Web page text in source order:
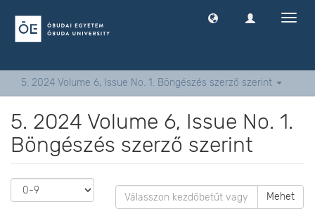
5. 2024 Volume 6, Issue No. 1. Böngészés szerző szerint
5. 2024 Volume 6, Issue No. 1.
Böngészés szerző szerint
Mehet